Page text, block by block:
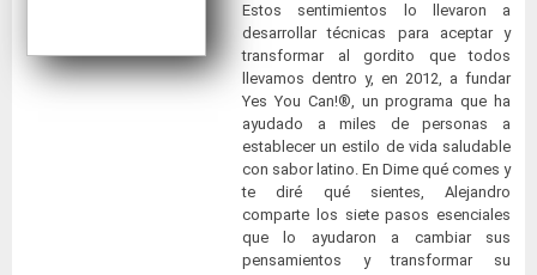
Estos sentimientos lo llevaron a
desarrollar técnicas para aceptar y
transformar al gordito que todos
llevamos dentro y, en 2012, a fundar
Yes You Can!®, un programa que ha
ayudado a miles de personas a
establecer un estilo de vida saludable
con sabor latino. En Dime qué comes y
te diré qué sientes, Alejandro
comparte los siete pasos esenciales
que lo ayudaron a cambiar sus
pensamientos y transformar su